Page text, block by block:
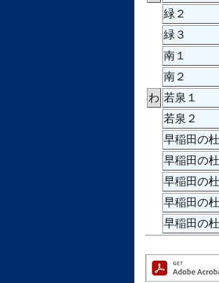
緑２
緑３
南１
南２
わ 若泉１
若泉２
早稲田の杜
早稲田の
早稲田の
早稲田の
早稲田の